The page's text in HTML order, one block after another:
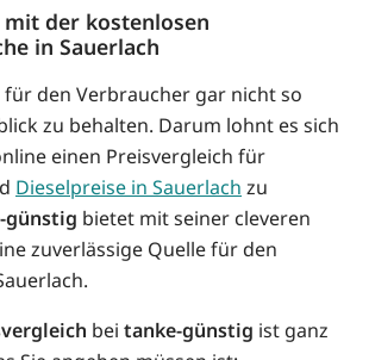
der kostenlosen
in Sauerlach
für den Verbraucher gar nicht so
zu behalten. Darum lohnt es sich
einen Preisvergleich für
Dieselpreise in Sauerlach zu
günstig bietet mit seiner cleveren
zuverlässige Quelle für den
bei tanke-günstig ist ganz